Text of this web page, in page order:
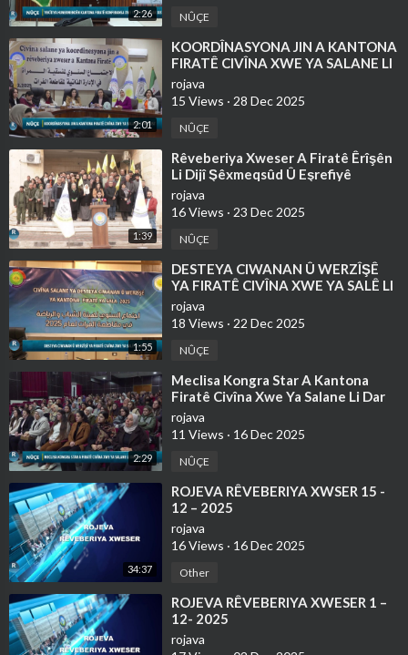
2:26 NÛÇE
2:01
⁣KOORDÎNASYONA JIN A KANTONA
FIRATÊ CIVÎNA XWE YA SALANE LI
DAR XIST
rojava
15 Views · 28 Dec 2025
NÛÇE
1:39
⁣Rêveberiya Xweser A Firatê Êrîşên
Li Dijî Şêxmeqsûd Û Eşrefiyê
Şermezar Kir
rojava
16 Views · 23 Dec 2025
NÛÇE
1:55
⁣⁣DESTEYA CIWANAN Û WERZÎŞÊ
YA FIRATÊ CIVÎNA XWE YA SALÊ LI
DAR XIST
rojava
18 Views · 22 Dec 2025
NÛÇE
2:29
⁣Meclisa Kongra Star A Kantona
Firatê Civîna Xwe Ya Salane Li Dar
Xist
rojava
11 Views · 16 Dec 2025
NÛÇE
34:37
⁣⁣ROJEVA RÊVEBERIYA XWSER 15 -
12 – 2025
rojava
16 Views · 16 Dec 2025
Other
⁣⁣ROJEVA RÊVEBERIYA XWESER 1 –
12- 2025
rojava